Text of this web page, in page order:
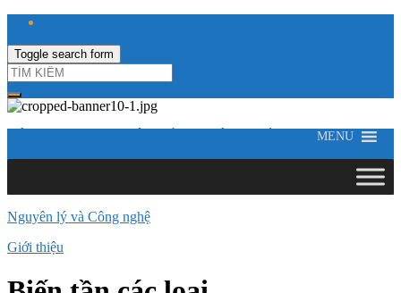
Toggle search form
CÔNG TY TNHH ĐIỆN VÀ TỰ ĐỘNG HÓA HƯNG LONG
MENU
Nguyên lý và Công nghệ
Giới thiệu